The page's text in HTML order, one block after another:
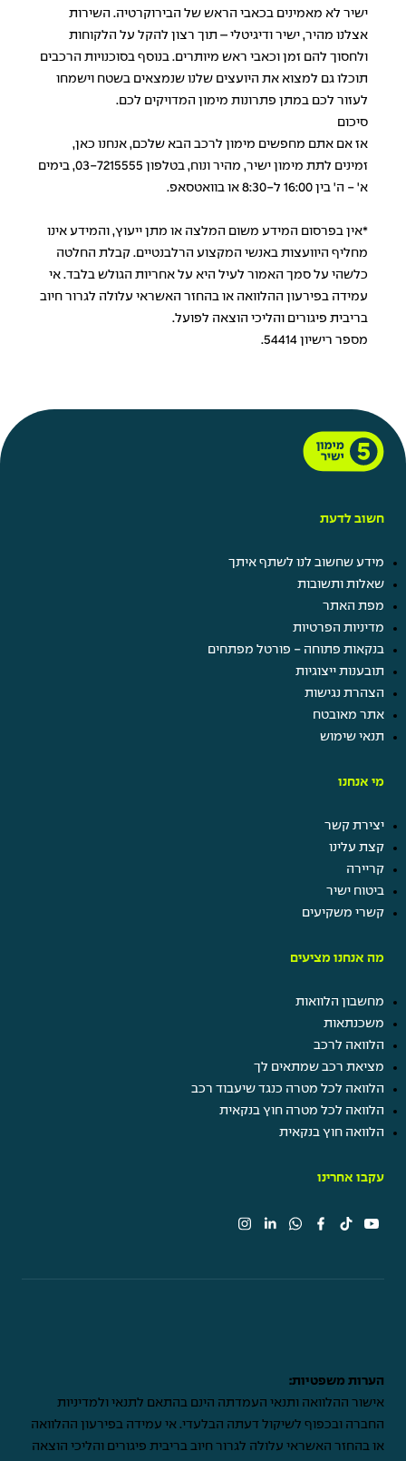
ישיר לא מאמינים בכאבי הראש של הבירוקרטיה. השירות
אצלנו מהיר, ישיר ודיגיטלי – תוך רצון להקל על הלקוחות
ולחסוך להם זמן וכאבי ראש מיותרים. בנוסף בסוכנויות הרכבים
תוכלו גם למצוא את היועצים שלנו שנמצאים בשטח וישמחו
לעזור לכם במתן פתרונות מימון המדויקים לכם.
סיכום
אז אם אתם מחפשים מימון לרכב הבא שלכם, אנחנו כאן,
זמינים לתת מימון ישיר, מהיר ונוח, בטלפון 03-7215555, בימים
א' - ה' בין 16:00 ל-8:30 או בוואטסאפ.
*אין בפרסום המידע משום המלצה או מתן ייעוץ, והמידע אינו
מחליף היוועצות באנשי המקצוע הרלבנטיים. קבלת החלטה
כלשהי על סמך האמור לעיל היא על אחריות הגולש בלבד. אי
עמידה בפירעון ההלוואה או בהחזר האשראי עלולה לגרור חיוב
בריבית פיגורים והליכי הוצאה לפועל.
מספר רישיון 54414.
חשוב לדעת
מידע שחשוב לנו לשתף איתך
שאלות ותשובות
מפת האתר
מדיניות הפרטיות
בנקאות פתוחה - פורטל מפתחים
תובענות ייצוגיות
הצהרת נגישות
אתר מאובטח
תנאי שימוש
מי אנחנו
יצירת קשר
קצת עלינו
קריירה
ביטוח ישיר
קשרי משקיעים
מה אנחנו מציעים
מחשבון הלוואות
משכנתאות
הלוואה לרכב
מציאת רכב שמתאים לך
הלוואה לכל מטרה כנגד שיעבוד רכב
הלוואה לכל מטרה חוץ בנקאית
הלוואה חוץ בנקאית
עקבו אחרינו
הערות משפטיות:
אישור ההלוואה ותנאי העמדתה הינם בהתאם לתנאי ולמדיניות
החברה ובכפוף לשיקול דעתה הבלעדי. אי עמידה בפירעון ההלוואה
או בהחזר האשראי עלולה לגרור חיוב בריבית פיגורים והליכי הוצאה